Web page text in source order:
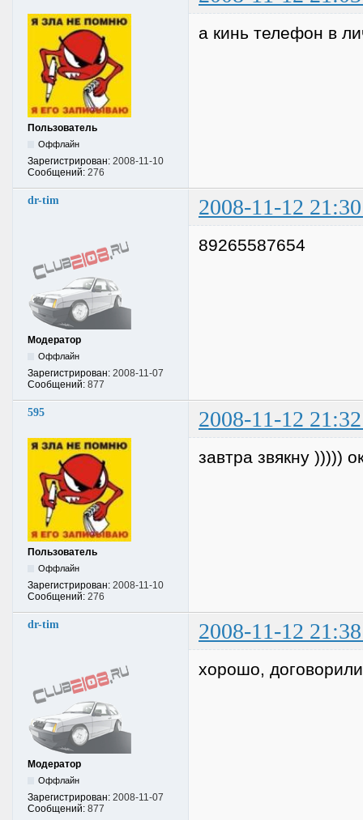
Пользователь
Оффлайн
Зарегистрирован: 2008-11-10
Сообщений: 276
а кинь телефон в
dr-tim 2008-11-12
Модератор
Оффлайн
Зарегистрирован: 2008-11-07
Сообщений: 877
89265587654
595 2008-11-12
Пользователь
Оффлайн
Зарегистрирован: 2008-11-10
Сообщений: 276
завтра звякну )))))
dr-tim 2008-11-12
Модератор
Оффлайн
Зарегистрирован: 2008-11-07
Сообщений: 877
хорошо,